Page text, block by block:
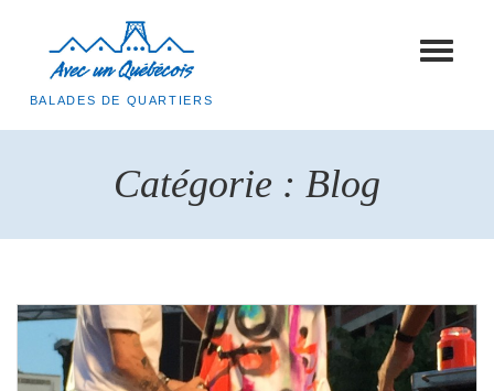
Toggle
BALADES DE QUARTIERS
Catégorie : Blog